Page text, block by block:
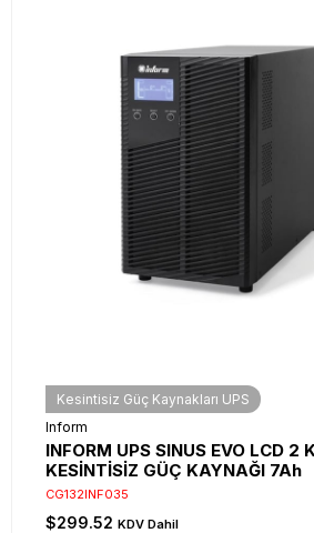
Kesintisiz Güç Kaynakları UPS
Inform
INFORM UPS SINUS EVO LCD 2
KESİNTİSİZ GÜÇ KAYNAĞI 7Ah
CG132INF035
$299.52 KDV Dahil